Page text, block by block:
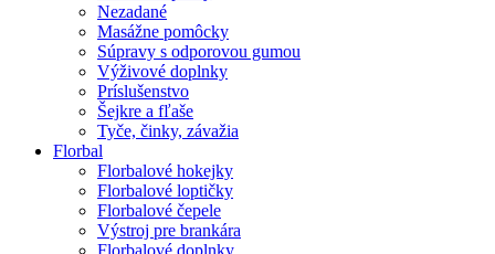
Nezadané
Masážne pomôcky
Súpravy s odporovou gumou
Výživové doplnky
Príslušenstvo
Šejkre a fľaše
Tyče, činky, závažia
Florbal
Florbalové hokejky
Florbalové loptičky
Florbalové čepele
Výstroj pre brankára
Florbalové doplnky